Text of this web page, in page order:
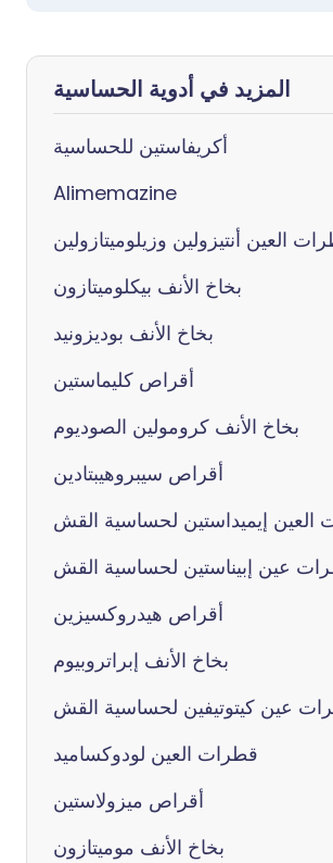
المزيد في أدوية الحساسية
أكريفاستين للحساسية
Alimemazine
العين أنتيزولين وزيلوميتازولين
بخاخ الأنف بيكلوميتازون
بخاخ الأنف بوديزونيد
أقراص كليماستين
بخاخ الأنف كرومولين الصوديوم
أقراص سيبروهيبتادين
العين إيميداستين لحساسية القش
عين إبيناستين لحساسية القش
أقراص هيدروكسيزين
بخاخ الأنف إبراتروبيوم
عين كيتوتيفين لحساسية القش
قطرات العين لودوكساميد
أقراص ميزولاستين
بخاخ الأنف موميتازون